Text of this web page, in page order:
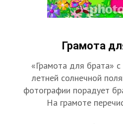
Грамота
«Грамота для брата»
летней солнечной
фотографии порадует
На грамоте